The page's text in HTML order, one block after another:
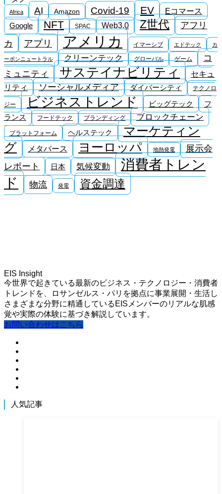
Africa AI Amazon Covid-19 EV
Eコマース
Google
NFT SPAC Web3.0 Z世代
アフリ
カ
アプリ アメリカ イマーシブ エドテック カ
ーボンニュートラル クリーンテック グローバル ゲーム
コ
ミュニティ
サステイナビリティ
セキュ
リティ
ソーシャルメディア ダイバーシティ テクノロ
ジー ビジネストレンド ビッグテック
フ
ランス
フードテック ブランディング ブロックチェーン
プラットフォーム ヘルステック
マーケティン
グ
メタバース ヨーロッパ 地熱発電
展示会
レポート
日本 気候変動
消費者トレン
ド
物流 発電 資金調達
EIS Insight
今世界で起きている最新のビジネス・テクノロジー・消費者
トレンドを、ロサンゼルス・パリを拠点に事業展開・生活し
さまざまな分野に精通しているEISメンバーのリアルな肌感
覚や実際の体験に基づき解説しています。
お問い合わせはこちら
人気記事